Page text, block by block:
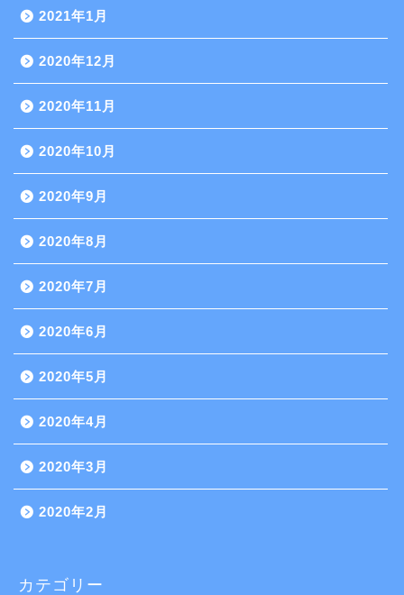
2021年1月
2020年12月
2020年11月
2020年10月
2020年9月
2020年8月
2020年7月
2020年6月
2020年5月
2020年4月
2020年3月
2020年2月
カテゴリー